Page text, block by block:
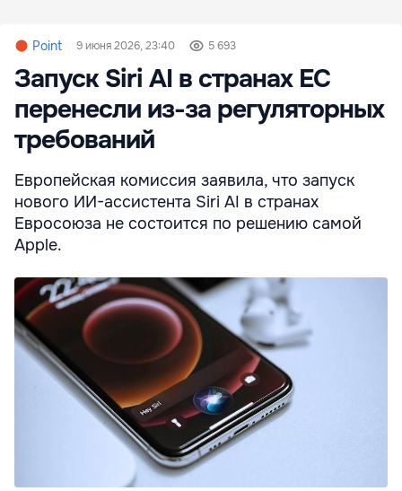
Point 9 июня 2026, 23:40 5 693
Запуск Siri AI в странах ЕС
перенесли из-за регуляторных
требований
Европейская комиссия заявила, что запуск
нового ИИ-ассистента Siri AI в странах
Евросоюза не состоится по решению самой
Apple.